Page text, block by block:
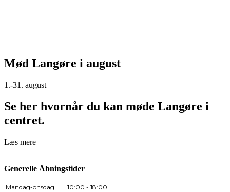
Mød Langøre i august
1.-31. august
Se her hvornår du kan møde Langøre i
centret.
Læs mere
Generelle Åbningstider
Mandag-onsdag
10:00 - 18:00